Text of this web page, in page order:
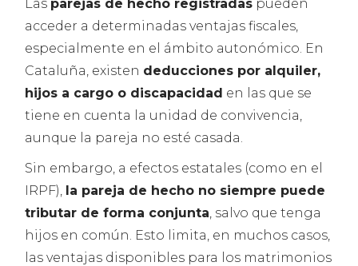
Las parejas de hecho registradas pueden
acceder a determinadas ventajas fiscales,
especialmente en el ámbito autonómico. En
Cataluña, existen deducciones por alquiler,
hijos a cargo o discapacidad en las que se
tiene en cuenta la unidad de convivencia,
aunque la pareja no esté casada.
Sin embargo, a efectos estatales (como en el
IRPF), la pareja de hecho no siempre puede
tributar de forma conjunta, salvo que tenga
hijos en común. Esto limita, en muchos casos,
las ventajas disponibles para los matrimonios